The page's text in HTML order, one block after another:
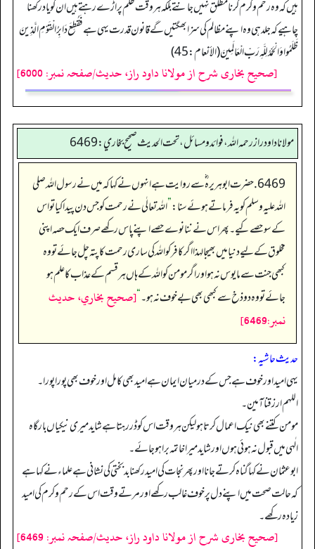
ہیں کہ وہ رحم وکرم کرنا مطلق نہیں جانتے بلکہ ہر وقت ظلم پر اڑے رہتے ہیں ان کو یاد رکھنا
چاہیے کہ جلدہی وہ اپنے مظالم کی سزا بھگتیں گے قانون قدرت یہی ہے فَقُطِعَ دَابِرُ الْقَوْمِ الَّذِينَ
ظَلَمُوا وَالْحَمْدُ لِلَّهِ رَبِّ الْعَالَمِينَ (الأنعام: 45)
[صحیح بخاری شرح از مولانا داود راز، حدیث/صفحہ نمبر: 6000]
مولانا داود راز رحمه الله، فوائد و مسائل، تحت الحديث صحيح بخاري: 6469
6469. حضرت ابو ہریرہ ؓ سے روایت ہے انہوں نے کہا کہ میں نے رسول اللہ صلی
اللہ علیہ وسلم کو یہ فرماتے ہوئے سنا:”اللہ تعالٰی نے رحمت کو جس دن پیدا کیا تو اس
کے سو حصے کیے۔ پھر اس نے ننانوے حصے اپنے پاس رکھے صرف ایک حصہ اپنی
مخلوق کے لیے دنیا میں بھیجا لہذا اگر کافر کو اللہ کی ساری رحمت کا پتہ چل جائے تو وہ
کبھی جنت سے مایوس نہ ہو اور اگر مومن کو اللہ کے ہاں ہر قسم کے عذاب کا علم ہو
جائے تو وہ دوذخ سے کبھی بھی بے خوف نہ ہو۔“[صحيح بخاري، حديث
نمبر:6469]
حدیث حاشیہ:
یہی امید اور خوف ہے جس کے درمیان ایمان ہے امید بھی کامل اور خوف بھی پوراپورا۔
اللهم ارزقنا آمین۔
مومن کتنے بھی نیک اعمال کرتا ہو لیکن ہروقت اس کو ڈررہتا ہے شاید میری نیکیاں بارگاہ
الٰہی میں قبول نہ ہوئی ہوں اور شاید میرا خاتمہ برا ہو جائے۔
ابوعثمان نے کہا گناہ کرتے جانا اور پھر نجات کی امید رکھنا بد بختی کی نشانی ہے علماء نے کہا ہے
کہ حالت صحت میں اپنے دل پر خوف غالب رکھے اور مرتے وقت اس کے رحم وکرم کی امید
زیادہ رکھے۔
[صحیح بخاری شرح از مولانا داود راز، حدیث/صفحہ نمبر: 6469]